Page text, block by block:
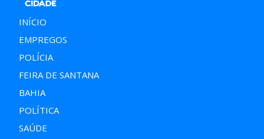
INÍCIO
EMPREGOS
POLÍCIA
FEIRA DE SANTANA
BAHIA
POLÍTICA
SAÚDE